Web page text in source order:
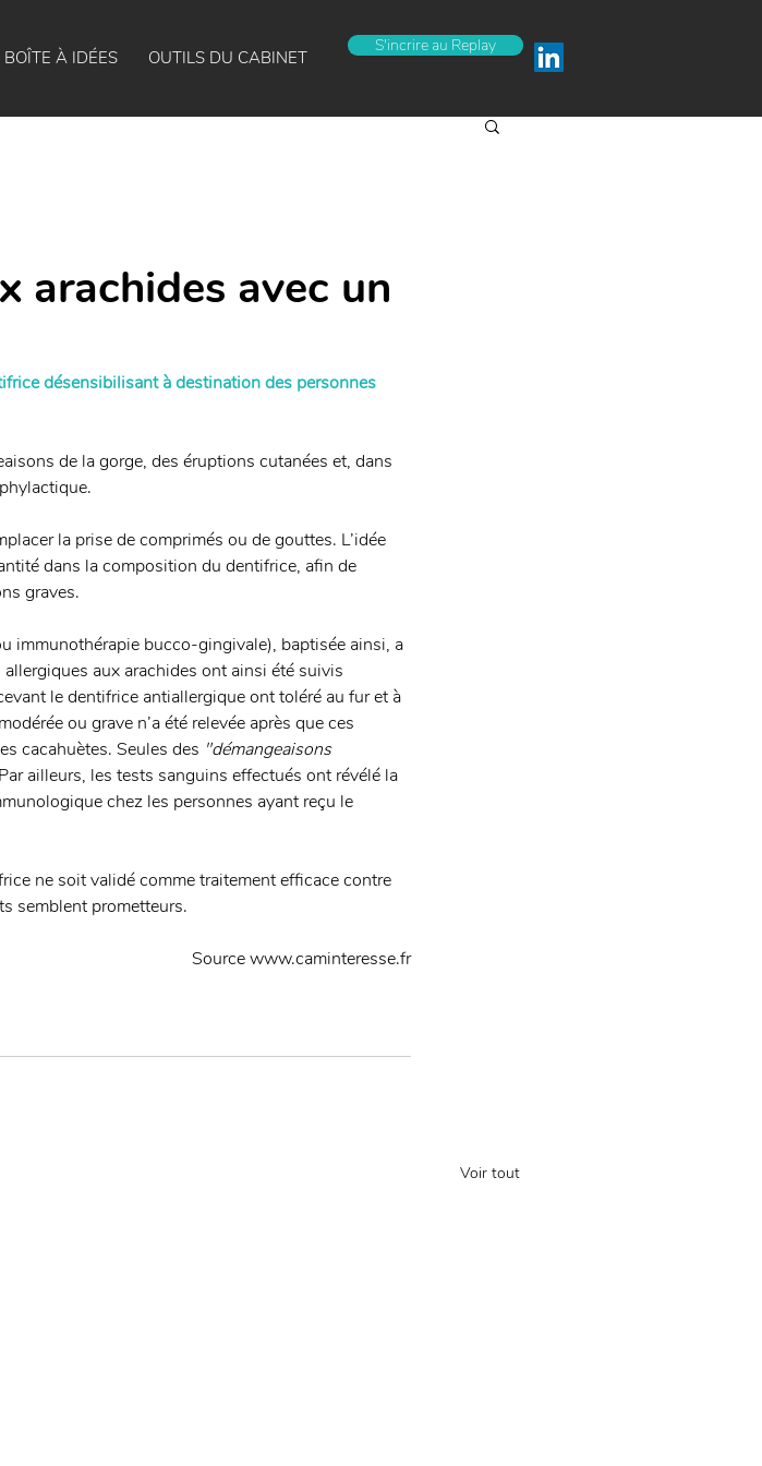
BOÎTE À IDÉES OUTILS DU CABINET
S'incrire au Replay
arachides avec un
désensibilisant à destination des personnes
de la gorge, des éruptions cutanées et, dans
la prise de comprimés ou de gouttes. L’idée
dans la composition du dentifrice, afin de
graves.
immunothérapie bucco-gingivale), baptisée ainsi, a
aux arachides ont ainsi été suivis
le dentifrice antiallergique ont toléré au fur et à
ou grave n’a été relevée après que ces
cacahuètes. Seules des "démangeaisons
ailleurs, les tests sanguins effectués ont révélé la
chez les personnes ayant reçu le
ne soit validé comme traitement efficace contre
semblent prometteurs.
Source www.caminteresse.fr
Voir tout